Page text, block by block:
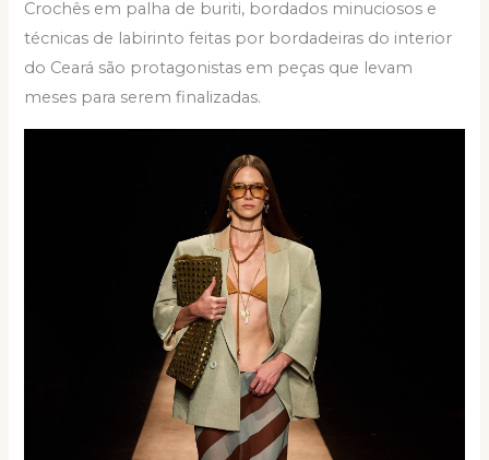
Crochês em palha de buriti, bordados minuciosos e
técnicas de labirinto feitas por bordadeiras do interior
do Ceará são protagonistas em peças que levam
meses para serem finalizadas.